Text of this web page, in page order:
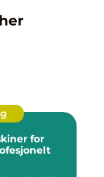
for